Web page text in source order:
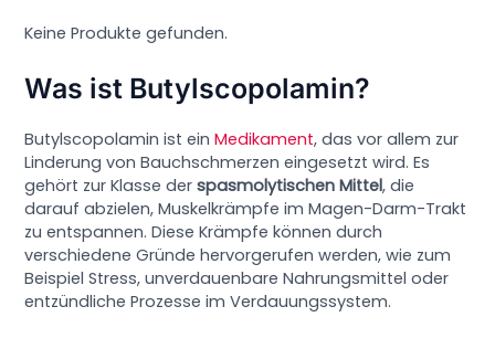
Keine Produkte gefunden.
Was ist Butylscopolamin?
Butylscopolamin ist einMedikament, das vor allem zur
Linderung von Bauchschmerzen eingesetzt wird. Es
gehört zur Klasse derspasmolytischen Mittel, die
darauf abzielen, Muskelkrämpfe im Magen-Darm-Trakt
zu entspannen. Diese Krämpfe können durch
verschiedene Gründe hervorgerufen werden, wie zum
Beispiel Stress, unverdauenbare Nahrungsmittel oder
entzündliche Prozesse im Verdauungssystem.